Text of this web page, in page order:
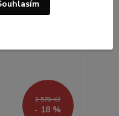
2 570 Kč
- 18 %